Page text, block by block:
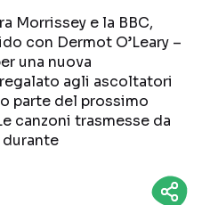
social
Morrissey e la BBC,
con Dermot O’Leary –
una nuova
agli ascoltatori
parte del prossimo
canzoni trasmesse da